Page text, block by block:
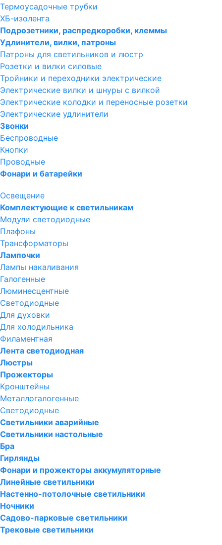
Термоусадочные трубки
ХБ-изолента
Подрозетники, распредкоробки, клеммы
Удлинители, вилки, патроны
Патроны для светильников и люстр
Розетки и вилки силовые
Тройники и переходники электрические
Электрические вилки и шнуры с вилкой
Электрические колодки и переносные розетки
Электрические удлинители
Звонки
Беспроводные
Кнопки
Проводные
Фонари и батарейки
Освещение
Комплектующие к светильникам
Модули светодиодные
Плафоны
Трансформаторы
Лампочки
Лампы накаливания
Галогенные
Люминесцентные
Светодиодные
Для духовки
Для холодильника
Филаментная
Лента светодиодная
Люстры
Прожекторы
Кронштейны
Металлогалогенные
Светодиодные
Светильники аварийные
Светильники настольные
Бра
Гирлянды
Фонари и прожекторы аккумуляторные
Линейные светильники
Настенно-потолочные светильники
Ночники
Садово-парковые светильники
Трековые светильники